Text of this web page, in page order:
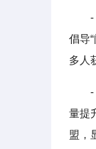
-
倡导
多人
-
量提
盟，